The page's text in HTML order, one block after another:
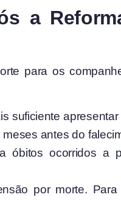
a
para os
suficiente
antes do
óbitos ocorridos a
por morte.